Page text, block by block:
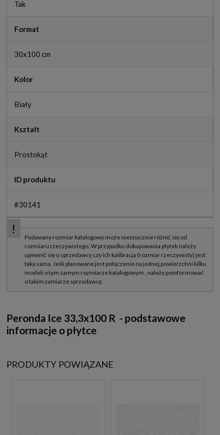
Tak
Format
30x100 cm
Kolor
Biały
Kształt
Prostokąt
ID produktu
#30141
Peronda Ice 33,3x100 R - podstawowe
informacje o płytce
PRODUKTY POWIĄZANE